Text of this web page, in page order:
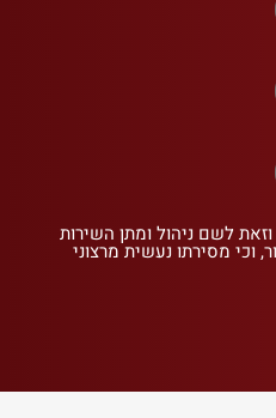
לשם ניהול ומתן השירות
וכי מסירתו נעשית מרצוני